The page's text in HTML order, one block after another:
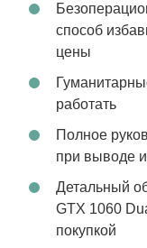
способ
цены
работать
Полное
при выводе
Детальный
GTX 1060
покупкой